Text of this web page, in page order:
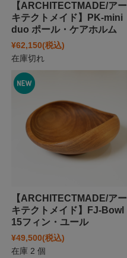
【ARCHITECTMADE/アー
キテクトメイド】PK-mini
duo ポール・ケアホルム
¥62,150(税込)
在庫切れ
【ARCHITECTMADE/アー
キテクトメイド】FJ-Bowl
15フィン・ユール
¥49,500(税込)
在庫 2 個